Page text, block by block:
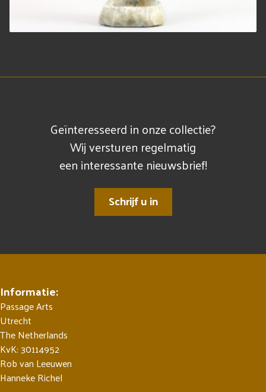
Geïnteresseerd in onze collectie?
Wij versturen regelmatig
een interessante nieuwsbrief!
Schrijf u in
Informatie:
Passage Arts
Utrecht
The Netherlands
KvK: 30114952
Rob van Leeuwen
Hanneke Richel